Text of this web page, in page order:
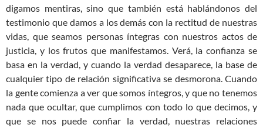
digamos mentiras, sino que también está hablándonos del
testimonio que damos a los demás con la rectitud de nuestras
vidas, que seamos personas íntegras con nuestros actos de
justicia, y los frutos que manifestamos. Verá, la confianza se
basa en la verdad, y cuando la verdad desaparece, la base de
cualquier tipo de relación significativa se desmorona. Cuando
la gente comienza a ver que somos íntegros, y que no tenemos
nada que ocultar, que cumplimos con todo lo que decimos, y
que se nos puede confiar la verdad, nuestras relaciones